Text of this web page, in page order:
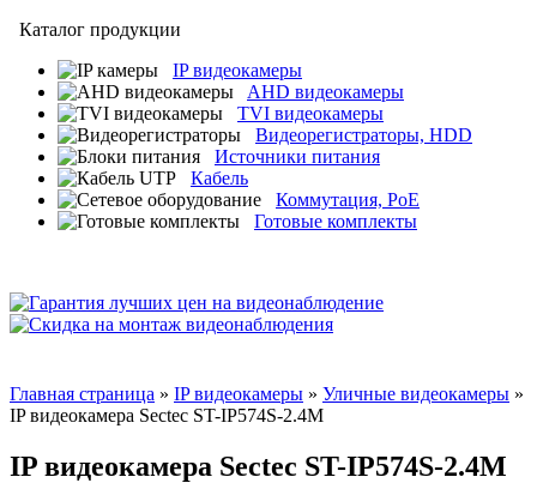
Каталог продукции
IP видеокамеры
AHD видеокамеры
TVI видеокамеры
Видеорегистраторы, HDD
Источники питания
Кабель
Коммутация, PoE
Готовые комплекты
Главная страница » IP видеокамеры » Уличные видеокамеры »
IP видеокамера Sectec ST-IP574S-2.4M
IP видеокамера Sectec ST-IP574S-2.4M